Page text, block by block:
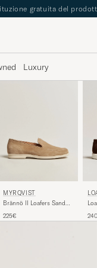
gratuita del
Luxury
MYRQVIST
Brännö II Loafers Sand
225€